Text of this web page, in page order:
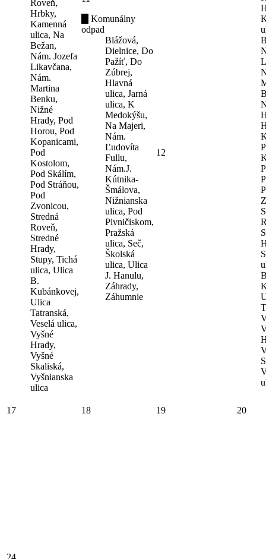
Roveň,
Hrbky,
Kamenná
ulica, Na
Bežan,
Nám. Jozefa
Likavčana,
Nám.
Martina
Benku,
Nižné
Hrady, Pod
Horou, Pod
Kopanicami,
Pod
Kostolom,
Pod Skálím,
Pod Stráňou,
Pod
Zvonicou,
Stredná
Roveň,
Stredné
Hrady,
Stupy, Tichá
ulica, Ulica
B.
Kubánkovej,
Ulica
Tatranská,
Veselá ulica,
Vyšné
Hrady,
Vyšné
Skaliská,
Vyšnianska
ulica
Komunálny
odpad
Blážová,
Dielnice, Do
Pažíť, Do
Zúbrej,
Hlavná
ulica, Jarná
ulica, K
Medokýšu,
Na Majeri,
Nám.
Ľudovíta
Fullu,
Nám.J.
Kútnika-
Šmálova,
Nižnianska
ulica, Pod
Pivničiskom,
Pražská
ulica, Seč,
Školská
ulica, Ulica
J. Hanulu,
Záhrady,
Záhumnie
12
17 18 19 20
24